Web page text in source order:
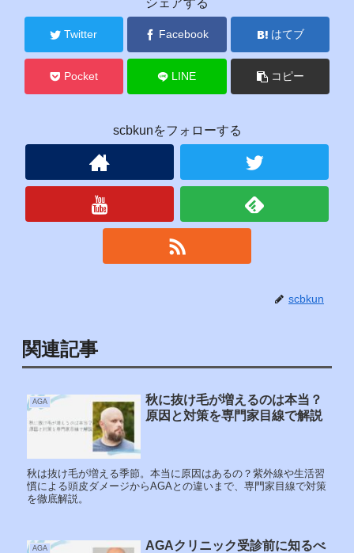
シェアする
Twitter Facebook はてブ
Pocket LINE コピー
scbkunをフォローする
scbkun
関連記事
AGA
秋に抜け毛が増えるのは本当？
原因と対策を専門家目線で解説
秋は抜け毛が増える季節。本当に原因はあるの？紫外線や生活習
慣による頭皮ダメージからAGAとの違いまで、専門家目線で対策
を徹底解説。
AGA
AGAクリニック受診前に知るべ